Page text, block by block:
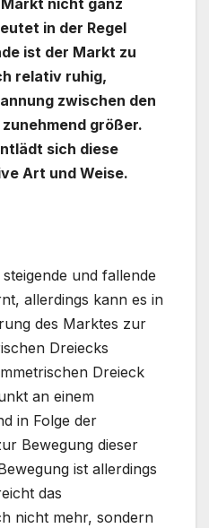
nicht ganz
in der Regel
ist der Markt zu
relativ ruhig,
zwischen den
größer.
sich diese
Art und Weise.
und fallende
allerdings kann es in
des Marktes zur
Dreiecks
Dreieck
an einem
in Folge der
Bewegung dieser
ist allerdings
das
nicht mehr, sondern